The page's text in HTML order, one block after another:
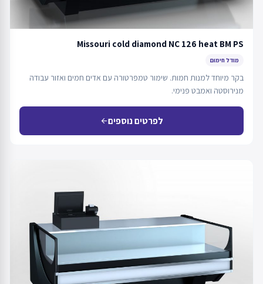
Missouri cold diamond NC 126 heat BM PS
מודל חימום
בקר מיוחד למנות חמות. שימור טמפרטורה עם אדים חמים ואזור עבודה
מנירוסטה ואמבט פנימי.
לפרטים נוספיםarrow_back